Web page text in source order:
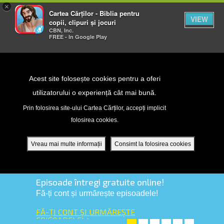
×
Cartea Cărților - Biblia pentru
copii, clipuri și jocuri
CBN, Inc.
FREE - In Google Play
VIEW
Acest site folosește cookies pentru a oferi
utilizatorului o experiență cât mai bună.
Prin folosirea site-ului Cartea Cărților, accepți implicit
folosirea cookies.
Vreau mai multe informații Consimt la folosirea cookies
DVD - Sezoane 1-4
Episoade întregi gratuite online!
Fă-ți cont și urmărește episoadele!
FĂ-ȚI CONT ȘI URMĂREȘTE
EPISOADELE! ➤